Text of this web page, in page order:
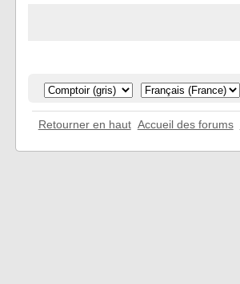
Retourner en haut Accueil des forums